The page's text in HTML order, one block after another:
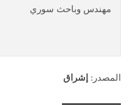
مهندس وباحث سوري
المصدر: إشراق